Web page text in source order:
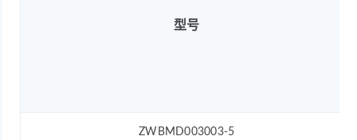
型号
ZWBMD003003-5